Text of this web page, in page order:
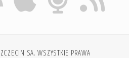
SA. WSZYSTKIE PRAWA